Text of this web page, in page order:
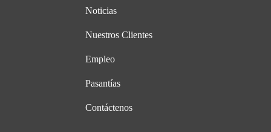
Noticias
Nuestros Clientes
Empleo
Pasantías
Contáctenos